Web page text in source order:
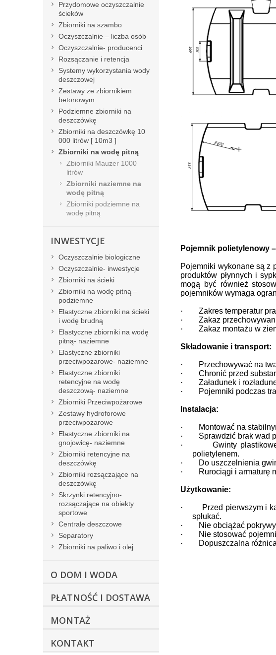
Pojemnik polietylenowy
Pojemniki wykonane są z
produktów płynnych i
mogą być również
pojemników wymaga
·
Zakres temperatur
·
Zakaz
·
Zakaz montażu w
Składowanie i transport:
·
Przechowywać na
·
Chronić przed
·
Załadunek i
·
Pojemniki podczas
Instalacja:
·
Montować na
·
Sprawdzić brak wad
·
Gwinty
polietylenem.
·
Do uszczelnienia
·
Rurociągi i armaturę
Użytkowanie:
·
Przed pierwszym i
spłukać.
·
Nie obciążać
·
Nie stosować
·
Dopuszczalna
Przydomowe oczyszczalnie
ścieków
Zbiorniki na szambo
Oczyszczalnie – liczba osób
Oczyszczalnie- producenci
Rozsączanie i retencja
Systemy wykorzystania wody
deszczowej
Zestawy ze zbiornikiem
betonowym
Podziemne zbiorniki na
deszczówkę
Zbiorniki na deszczówkę 10
000 litrów [ 10m3 ]
Zbiorniki na wodę pitną
Zbiorniki Mauzer 1000
litrów
Zbiorniki naziemne na
wodę pitną
Zbiorniki podziemne na
wodę pitną
INWESTYCJE
Oczyszczalnie biologiczne
Oczyszczalnie- inwestycje
Zbiorniki na ścieki
Zbiorniki na wodę pitną –
podziemne
Elastyczne zbiorniki na ścieki
i wodę brudną
Elastyczne zbiorniki na wodę
pitną- naziemne
Elastyczne zbiorniki
przeciwpożarowe- naziemne
Elastyczne zbiorniki
retencyjne na wodę
deszczową- naziemne
Zbiorniki Przeciwpożarowe
Zestawy hydroforowe
przeciwpożarowe
Elastyczne zbiorniki na
gnojowicę- naziemne
Zbiorniki retencyjne na
deszczówkę
Zbiorniki rozsączające na
deszczówkę
Skrzynki retencyjno-
rozsączające na obiekty
sportowe
Centrale deszczowe
Separatory
Zbiorniki na paliwo i olej
O DOM I WODA
PŁATNOŚĆ I DOSTAWA
MONTAŻ
KONTAKT